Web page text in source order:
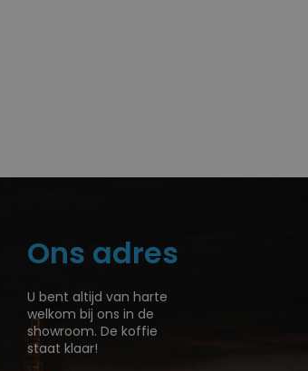
Ons adres
U bent altijd van harte
welkom bij ons in de
showroom. De koffie
staat klaar!